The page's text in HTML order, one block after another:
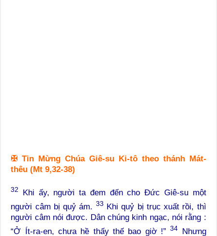
✠Tin Mừng Chúa Giê-su Ki-tô theo thánh Mát-
thêu (Mt 9,32-38)
32
Khi ấy, người ta đem đến cho Đức Giê-su một
người câm bị quỷ ám. 33 Khi quỷ bị trục xuất rồi, thì
người câm nói được. Dân chúng kinh ngạc, nói rằng :
“Ở Ít-ra-en, chưa hề thấy thế bao giờ !”34
Nhưng